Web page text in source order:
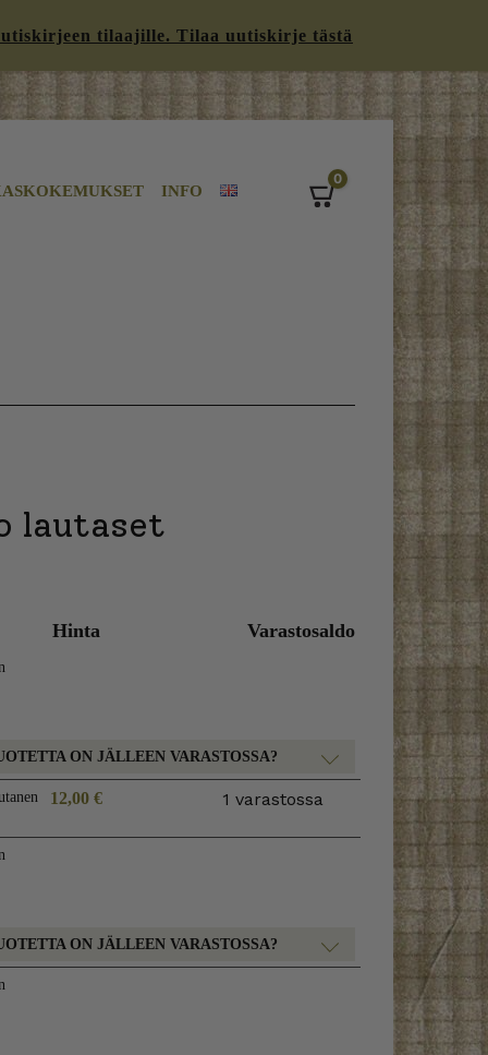
tilaajille. Tilaa uutiskirje tästä
INFO
0
lautaset
Hinta Varastosaldo
ON JÄLLEEN VARASTOSSA?
12,00 € 1 varastossa
ON JÄLLEEN VARASTOSSA?